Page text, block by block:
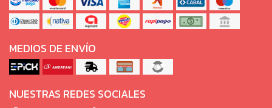
MEDIOS DE ENVÍO
NUESTRAS REDES SOCIALES